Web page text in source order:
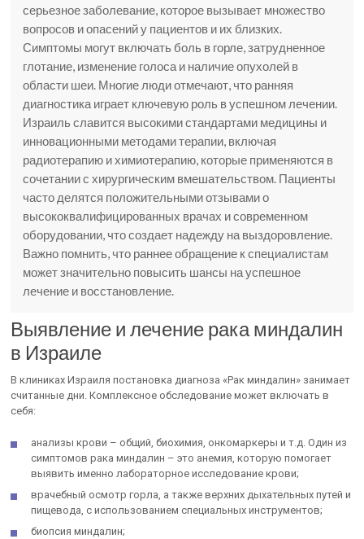
серьезное заболевание, которое вызывает множество
вопросов и опасений у пациентов и их близких.
Симптомы могут включать боль в горле, затрудненное
глотание, изменение голоса и наличие опухолей в
области шеи. Многие люди отмечают, что ранняя
диагностика играет ключевую роль в успешном лечении.
Израиль славится высокими стандартами медицины и
инновационными методами терапии, включая
радиотерапию и химиотерапию, которые применяются в
сочетании с хирургическим вмешательством. Пациенты
часто делятся положительными отзывами о
высококвалифицированных врачах и современном
оборудовании, что создает надежду на выздоровление.
Важно помнить, что раннее обращение к специалистам
может значительно повысить шансы на успешное
лечение и восстановление.
Выявление и лечение рака миндалин
в Израиле
В клиниках Израиля постановка диагноза «Рак миндалин» занимает
считанные дни. Комплексное обследование может включать в
себя:
анализы крови – общий, биохимия, онкомаркеры и т.д. Один из
симптомов рака миндалин – это анемия, которую помогает
выявить именно лабораторное исследование крови;
врачебный осмотр горла, а также верхних дыхательных путей и
пищевода, с использованием специальных инструментов;
биопсия миндалин;